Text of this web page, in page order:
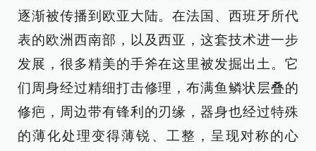
逐渐被传播到欧亚大陆。在法国、西班牙所代
表的欧洲西南部，以及西亚，这套技术进一步
发展，很多精美的手斧在这里被发掘出土。它
们周身经过精细打击修理，布满鱼鳞状层叠的
修疤，周边带有锋利的刃缘，器身也经过特殊
的薄化处理变得薄锐、工整，呈现对称的心